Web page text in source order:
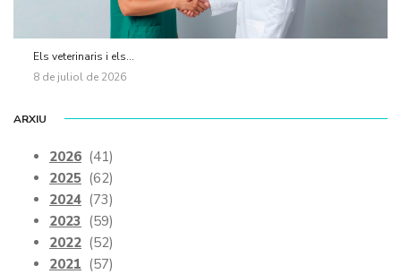
Els veterinaris i els...
8 de juliol de 2026
ARXIU
2026 (41)
2025 (62)
2024 (73)
2023 (59)
2022 (52)
2021 (57)